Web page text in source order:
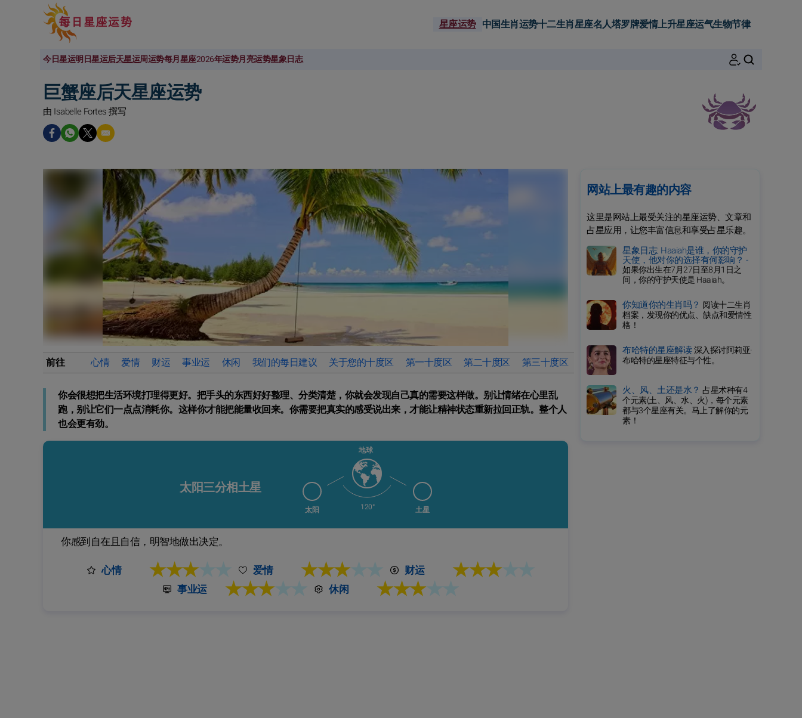
星座运势 中国生肖运势十二生肖星座名人塔罗牌爱情上升星座运气生物节律
今日星运明日星运后天星运周运势每月星座2026年运势月亮运势星象日志
巨蟹座后天星座运势
由 Isabelle Fortes 撰写
前往 心情 爱情 财运 事业运 休闲 我们的每日建议 关于您的十度区 第一十度区 第二十度区 第三十度区 巨蟹座详细运势
你会很想把生活环境打理得更好。把手头的东西好好整理、分类清楚，你就会发现自己真的需要这样做。别让情绪在心里乱
跑，别让它们一点点消耗你。这样你才能把能量收回来。你需要把真实的感受说出来，才能让精神状态重新拉回正轨。整个人
也会更有劲。
太阳三分相土星
地球
太阳 土星
120°
你感到自在且自信，明智地做出决定。
心情
★★★★★ 爱情 ★★★★★ 财运 ★★★★★
事业运 ★★★★★ 休闲 ★★★★★
网站上最有趣的内容
这里是网站上最受关注的星座运势、文章和
占星应用，让您丰富信息和享受占星乐趣。
星象日志: Haaiah是谁，你的守护
天使，他对你的选择有何影响？ -
如果你出生在7月27日至8月1日之
间，你的守护天使是 Haaiah。
你知道你的生肖吗？ 阅读十二生肖
档案，发现你的优点、缺点和爱情性
格！
布哈特的星座解读深入探讨阿莉亚·
布哈特的星座特征与个性。
火、风、土还是水？ 占星术种有4
个元素(土、风、水、火)，每个元素
都与3个星座有关。马上了解你的元
素！